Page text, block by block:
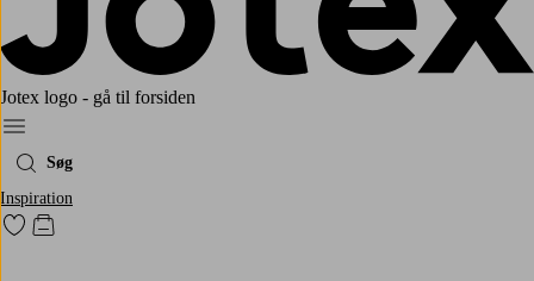
Jotex logo - gå til forsiden
Menu
Søg
Inspiration
Gå til favoritmarkerede produkter
Gå til indkøbskurven